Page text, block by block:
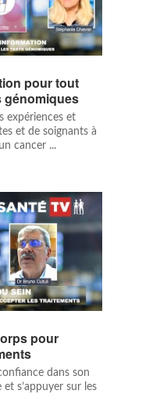
pour tout
génomiques
expériences et
et de soignants à
cancer ...
pour
dans son
s’appuyer sur les